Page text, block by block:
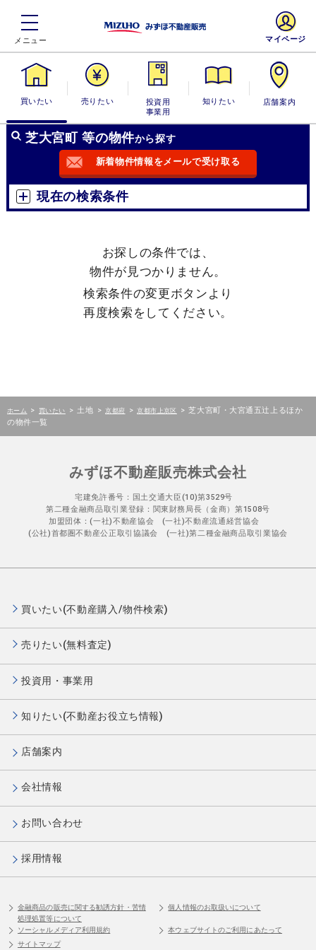
買いたい 売りたい
投資用・事業
用
知りたい 店舗案内
マイページ
芝大宮町 等の物件から探す
新着物件情報をメールで受け取る
現在の検索条件
お探しの条件では、
物件が見つかりません。
検索条件の変更ボタンより
再度検索をしてください。
ホーム > 買いたい > 土地 > 京都府 > 京都市上京区 > 芝大宮町・大宮通五辻上るほか
の物件一覧
みずほ不動産販売株式会社
宅建免許番号：国土交通大臣(10)第3529号
第二種金融商品取引業登録：関東財務局長（金商）第1508号
加盟団体：(一社)不動産協会 (一社)不動産流通経営協会
(公社)首都圏不動産公正取引協議会 (一社)第二種金融商品取引業協会
買いたい(不動産購入/物件検索)
売りたい(無料査定)
投資用・事業用
知りたい(不動産お役立ち情報)
店舗案内
会社情報
お問い合わせ
採用情報
金融商品の販売に関する勧誘方針・苦情
処理処置等について
個人情報のお取扱いについて
ソーシャルメディア利用規約
本ウェブサイトのご利用にあたって
サイトマップ